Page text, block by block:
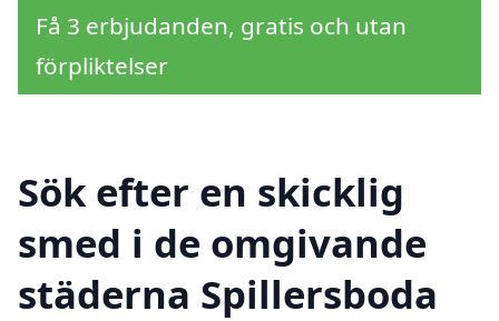
Få 3 erbjudanden, gratis och utan
förpliktelser
Sök efter en skicklig
smed i de omgivande
städerna Spillersboda